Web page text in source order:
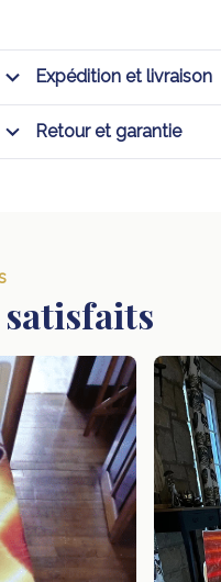
Expédition et livraison
Retour et garantie